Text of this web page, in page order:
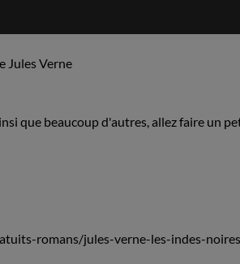
Jules Verne
que beaucoup d'autres, allez faire un
romans/jules-verne-les-indes-